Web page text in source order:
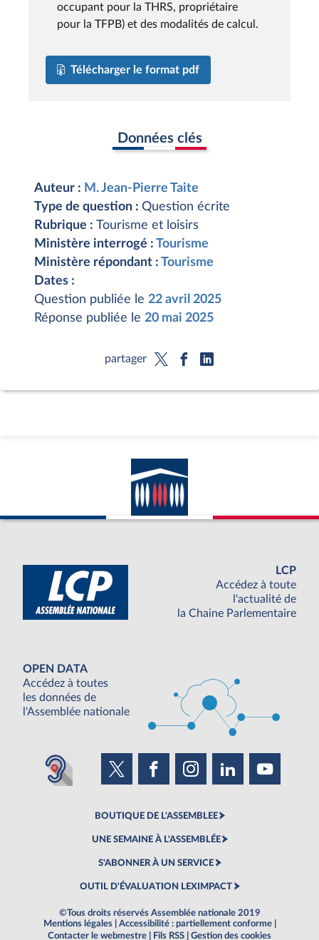
occupant pour la THRS, propriétaire
pour la TFPB) et des modalités de calcul.
Télécharger le format pdf
Données clés
Auteur : M. Jean-Pierre Taite
Type de question : Question écrite
Rubrique : Tourisme et loisirs
Ministère interrogé : Tourisme
Ministère répondant : Tourisme
Dates :
Question publiée le 22 avril 2025
Réponse publiée le 20 mai 2025
partager
LCP
Accédez à toute
l'actualité de
la Chaine Parlementaire
OPEN DATA
Accédez à toutes
les données de
l'Assemblée nationale
BOUTIQUE DE L'ASSEMBLEE
UNE SEMAINE À L'ASSEMBLÉE
S'ABONNER À UN SERVICE
OUTIL D'ÉVALUATION LEXIMPACT
©Tous droits réservés Assemblée nationale 2019
Mentions légales
Accessibilité : partiellement conforme
Contacter le webmestre
Fils RSS Gestion des cookies